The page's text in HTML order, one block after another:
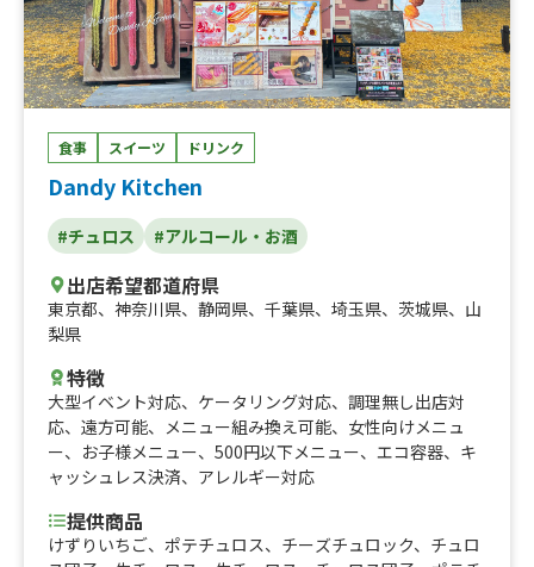
食事 スイーツ ドリンク
Dandy Kitchen
#チュロス #アルコール・お酒
出店希望都道府県
東京都、 神奈川県、 静岡県、 千葉県、 埼玉県、 茨城県、 山
梨県
特徴
大型イベント対応、 ケータリング対応、 調理無し出店対
応、 遠方可能、 メニュー組み換え可能、 女性向けメニュ
ー、 お子様メニュー、 500円以下メニュー、 エコ容器、 キ
ャッシュレス決済、 アレルギー対応
提供商品
けずりいちご、ポテチュロス、チーズチュロック、チュロ